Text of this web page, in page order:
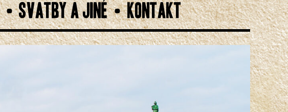
SVATBY A JINÉ KONTAKT